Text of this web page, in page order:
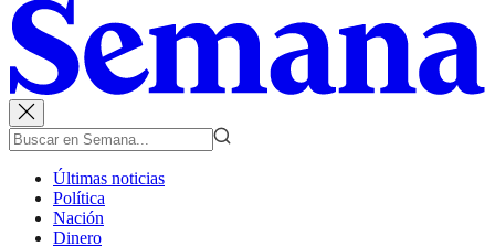
Últimas noticias
Política
Nación
Dinero